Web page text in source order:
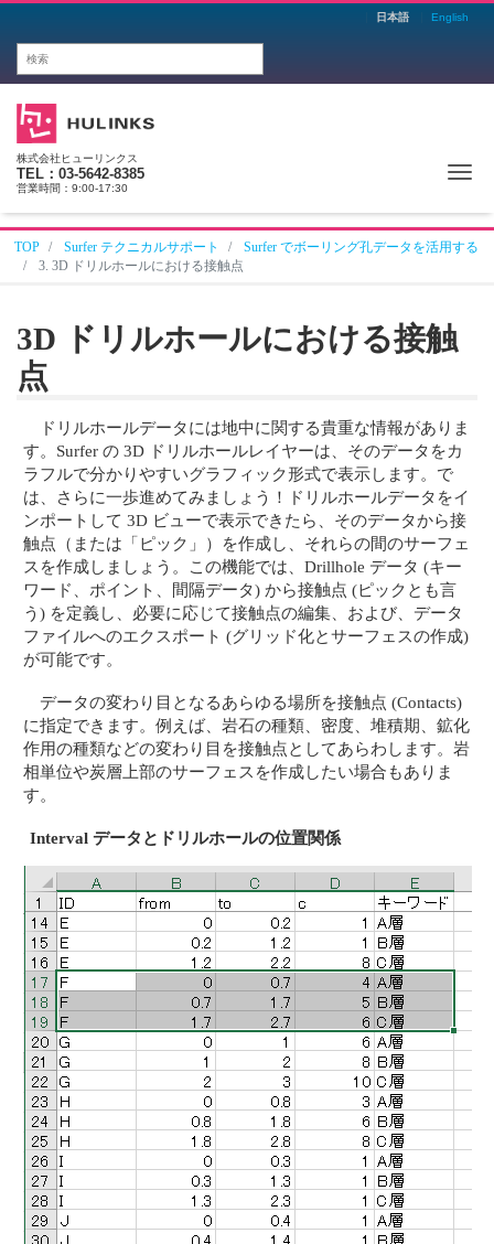
日本語 English
株式会社ヒューリンクス
TEL：03-5642-8385
営業時間：9:00-17:30
TOP Surfer テクニカルサポート
Surfer でボーリング孔データを活用する
3. 3D ドリルホールにおける接触点
3D ドリルホールにおける接触
点
ドリルホールデータには地中に関する貴重な情報がありま
す。Surfer の 3D ドリルホールレイヤーは、そのデータをカ
ラフルで分かりやすいグラフィック形式で表示します。で
は、さらに一歩進めてみましょう！ドリルホールデータをイ
ンポートして 3D ビューで表示できたら、そのデータから接
触点（または「ピック」）を作成し、それらの間のサーフェ
スを作成しましょう。この機能では、Drillhole データ (キー
ワード、ポイント、間隔データ) から接触点 (ピックとも言
う) を定義し、必要に応じて接触点の編集、および、データ
ファイルへのエクスポート (グリッド化とサーフェスの作成)
が可能です。
データの変わり目となるあらゆる場所を接触点 (Contacts)
に指定できます。例えば、岩石の種類、密度、堆積期、鉱化
作用の種類などの変わり目を接触点としてあらわします。岩
相単位や炭層上部のサーフェスを作成したい場合もありま
す。
Interval データとドリルホールの位置関係